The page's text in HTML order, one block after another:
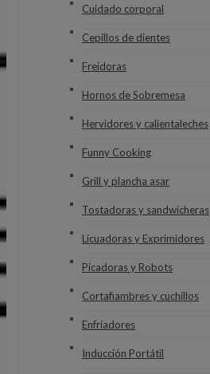
Cuidado corporal
Cepillos de dientes
Freidoras
Hornos de Sobremesa
Hervidores y calientaleches
Funny Cooking
Grill y plancha asar
Tostadoras y sandwicheras
Licuadoras y Exprimidores
Picadoras y Robots
Cortafiambres y cuchillos
Enfriadores
Inducción Portátil